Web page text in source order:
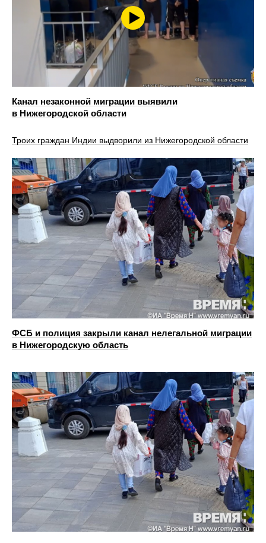
Канал незаконной миграции выявили
в Нижегородской области
Троих граждан Индии выдворили из Нижегородской области
ФСБ и полиция закрыли канал нелегальной миграции
в Нижегородскую область